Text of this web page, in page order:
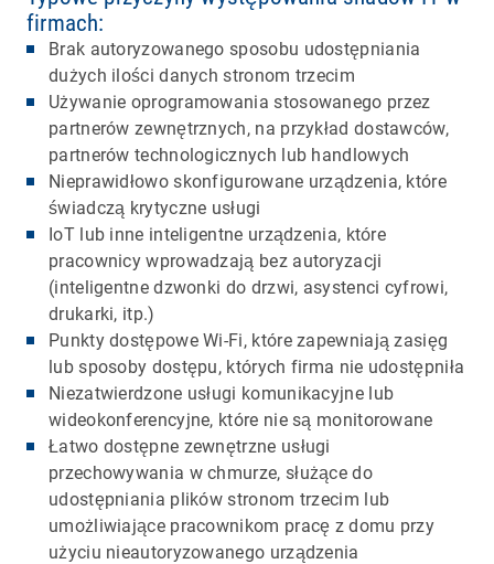
firmach:
Brak autoryzowanego sposobu udostępniania
dużych ilości danych stronom trzecim
Używanie oprogramowania stosowanego przez
partnerów zewnętrznych, na przykład dostawców,
partnerów technologicznych lub handlowych
Nieprawidłowo skonfigurowane urządzenia, które
świadczą krytyczne usługi
IoT lub inne inteligentne urządzenia, które
pracownicy wprowadzają bez autoryzacji
(inteligentne dzwonki do drzwi, asystenci cyfrowi,
drukarki, itp.)
Punkty dostępowe Wi-Fi, które zapewniają zasięg
lub sposoby dostępu, których firma nie udostępniła
Niezatwierdzone usługi komunikacyjne lub
wideokonferencyjne, które nie są monitorowane
Łatwo dostępne zewnętrzne usługi
przechowywania w chmurze, służące do
udostępniania plików stronom trzecim lub
umożliwiające pracownikom pracę z domu przy
użyciu nieautoryzowanego urządzenia